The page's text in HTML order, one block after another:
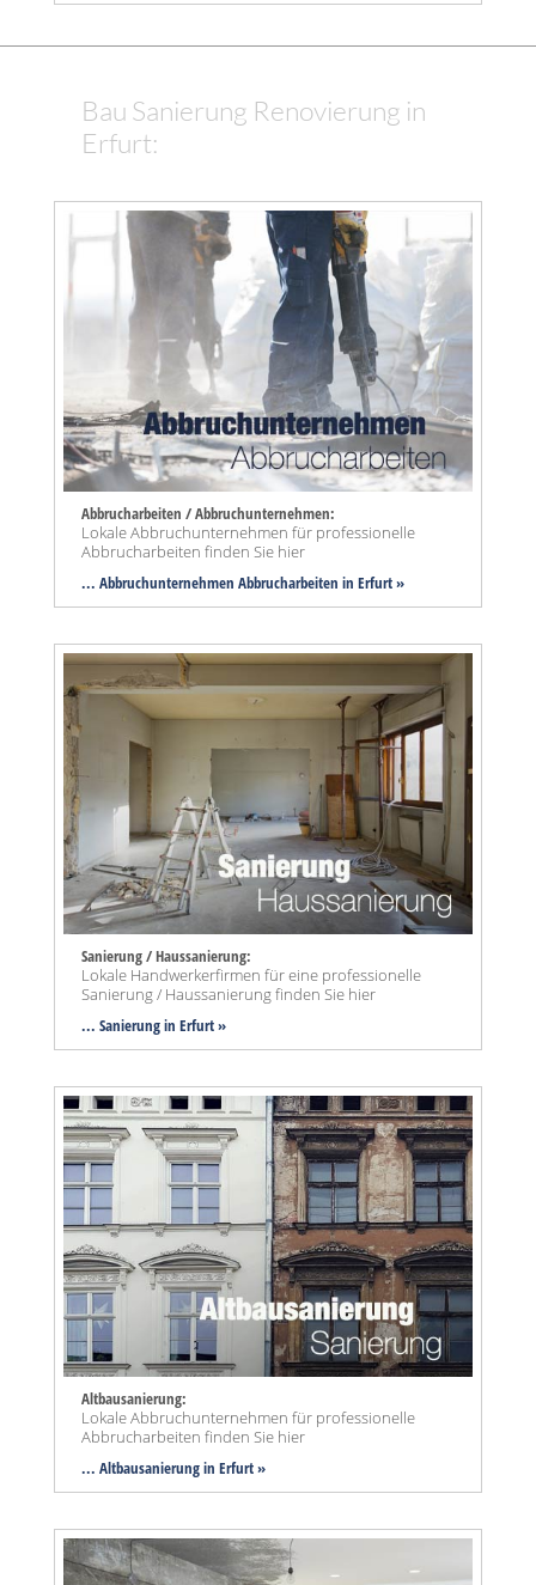
Bau Sanierung Renovierung in
Erfurt:
Abbrucharbeiten / Abbruchunternehmen:
Lokale Abbruchunternehmen für professionelle
Abbrucharbeiten finden Sie hier
... Abbruchunternehmen Abbrucharbeiten in Erfurt »
Sanierung / Haussanierung:
Lokale Handwerkerfirmen für eine professionelle
Sanierung / Haussanierung finden Sie hier
... Sanierung in Erfurt »
Altbausanierung:
Lokale Abbruchunternehmen für professionelle
Abbrucharbeiten finden Sie hier
... Altbausanierung in Erfurt »